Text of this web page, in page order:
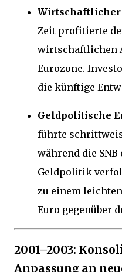
Wirtschaftlicher
Zeit profitierte
wirtschaftlichen
Eurozone.
die künftige
Geldpolitische
führte
während die
Geldpolitik
zu einem
Euro gegenüber
2001–2003:
Anpassung an